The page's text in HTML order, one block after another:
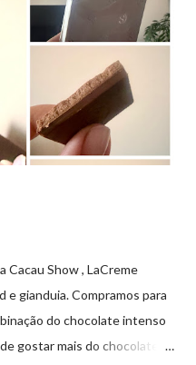
e forma rapidamente sais
e Apresentação ILOSONE
sob a forma líquida em
E ADULTO. Composição
mg Excipientes q.s....
Cacau Show , LaCreme
gianduia. Compramos para
do chocolate intenso
gostar mais do chocolate